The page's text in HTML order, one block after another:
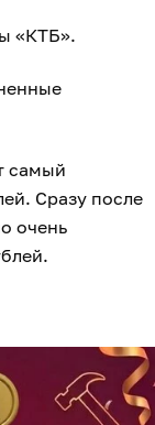
«КТБ».
самый
Сразу после
очень